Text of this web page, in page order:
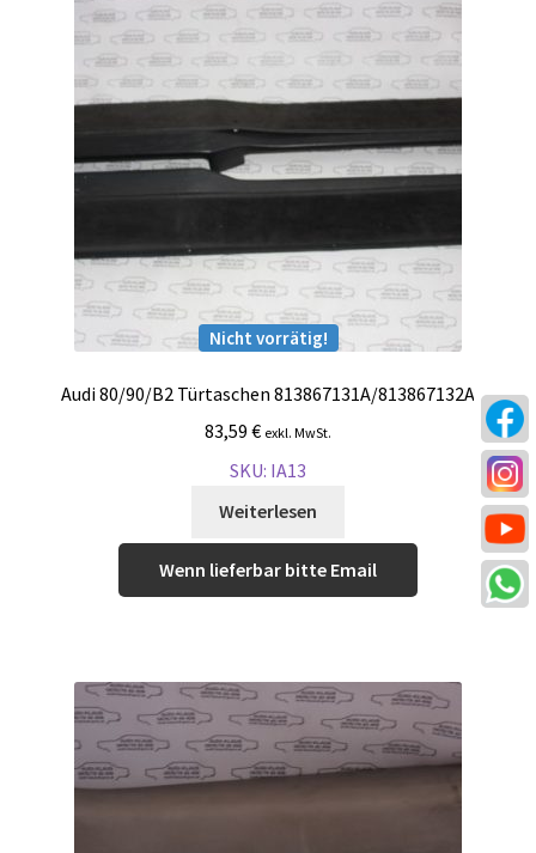
Nicht vorrätig!
Audi 80/90/B2 Türtaschen 813867131A/813867132A
83,59 € exkl. MwSt.
SKU: IA13
Weiterlesen
Wenn lieferbar bitte Email